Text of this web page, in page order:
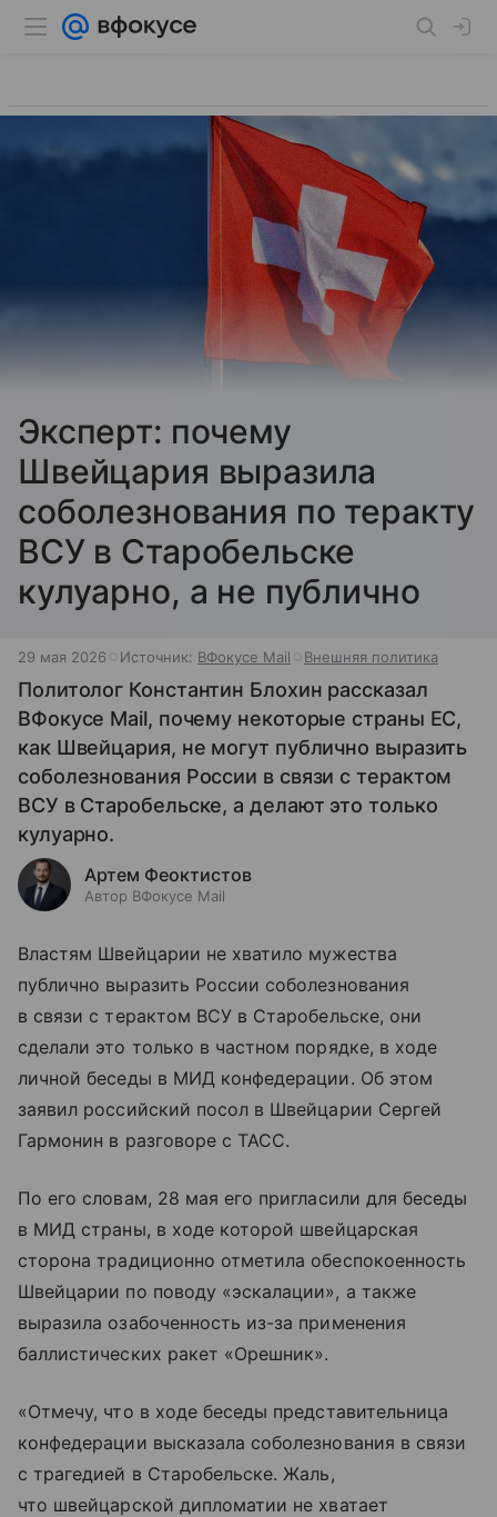
Эксперт: почему
Швейцария выразила
соболезнования по теракту
ВСУ в Старобельске
кулуарно, а не публично
29 мая 2026 Источник: ВФокусе Mail Внешняя политика
Политолог Константин Блохин рассказал
ВФокусе Mail, почему некоторые страны ЕС,
как Швейцария, не могут публично выразить
соболезнования России в связи с терактом
ВСУ в Старобельске, а делают это только
кулуарно.
Артем Феоктистов
Автор ВФокусе Mail
Властям Швейцарии не хватило мужества
публично выразить России соболезнования
в связи с терактом ВСУ в Старобельске, они
сделали это только в частном порядке, в ходе
личной беседы в МИД конфедерации. Об этом
заявил российский посол в Швейцарии Сергей
Гармонин в разговоре с ТАСС.
По его словам, 28 мая его пригласили для беседы
в МИД страны, в ходе которой швейцарская
сторона традиционно отметила обеспокоенность
Швейцарии по поводу «эскалации», а также
выразила озабоченность из-за применения
баллистических ракет «Орешник».
«Отмечу, что в ходе беседы представительница
конфедерации высказала соболезнования в связи
с трагедией в Старобельске. Жаль,
что швейцарской дипломатии не хватает